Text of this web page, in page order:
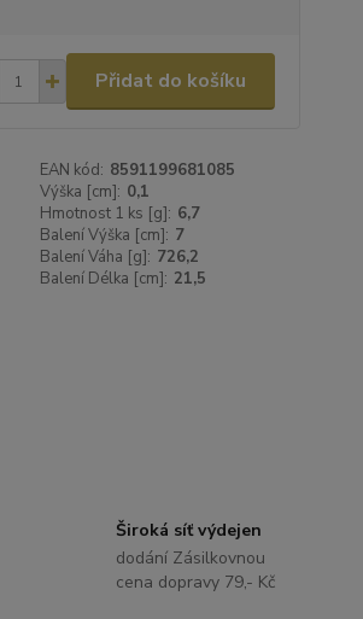
Přidat do košíku
EAN kód: 8591199681085
Výška [cm]: 0,1
Hmotnost 1 ks [g]: 6,7
Balení Výška [cm]: 7
Balení Váha [g]: 726,2
Balení Délka [cm]: 21,5
Široká síť výdejen
dodání Zásilkovnou
cena dopravy 79,- Kč